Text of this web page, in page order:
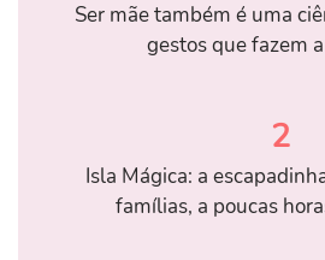
Ser mãe também é uma
gestos que fazem
2
Isla Mágica: a
famílias, a poucas